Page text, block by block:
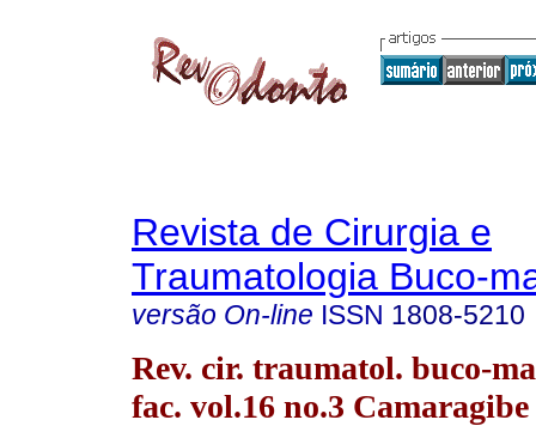
Revista de Cirurgia e
Traumatologia Buco-
versão On-line ISSN 1808-5210
Rev. cir. traumatol. buco-
fac. vol.16 no.3